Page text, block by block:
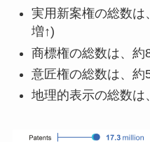
実用新案権の総数は
増↑)
商標権の総数は、約
意匠権の総数は、約
地理的表示の総数は